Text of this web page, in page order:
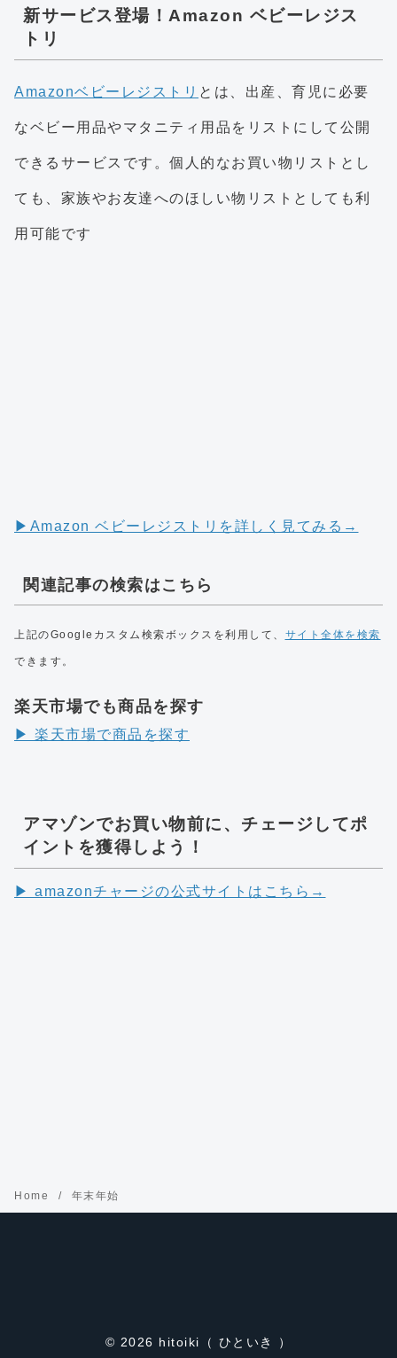
新サービス登場！Amazon ベビーレジス
トリ
Amazonベビーレジストリ とは、出産、育児に必要
なベビー用品やマタニティ用品をリストにして公開
できるサービスです。個人的なお買い物リストとし
ても、家族やお友達へのほしい物リストとしても利
用可能です
▶︎Amazon ベビーレジストリを詳しく見てみる→
関連記事の検索はこちら
上記のGoogleカスタム検索ボックスを利用して、 サイト全体を検索
できます。
楽天市場でも商品を探す
▶︎ 楽天市場で商品を探す
アマゾンでお買い物前に、チェージしてポ
イントを獲得しよう！
▶︎ amazonチャージの公式サイトはこちら→
Home 年末年始
© 2026 hitoiki（ ひといき ）